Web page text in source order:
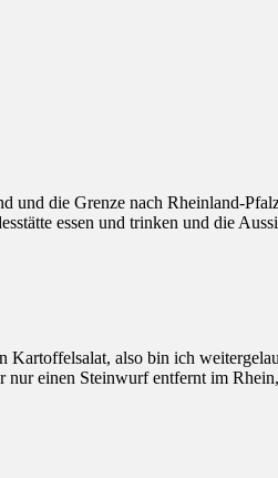
und die Grenze nach Rheinland-
essen und trinken und die
Kartoffelsalat, also bin ich
einen Steinwurf entfernt im